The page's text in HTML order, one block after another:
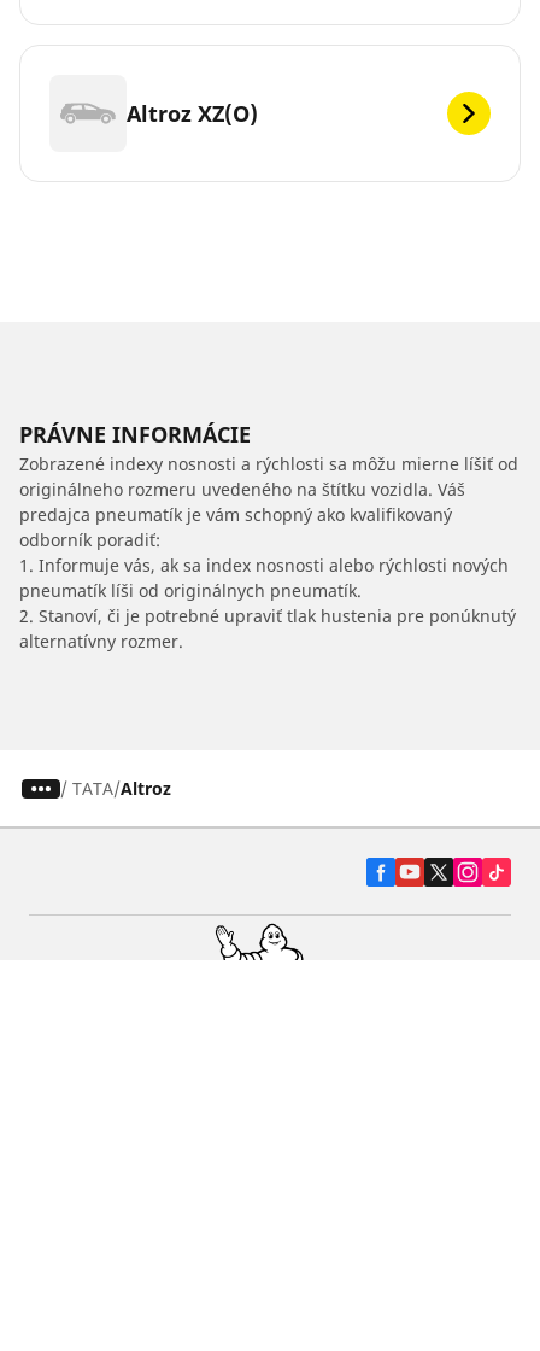
Altroz XZ(O)
PRÁVNE INFORMÁCIE
Zobrazené indexy nosnosti a rýchlosti sa môžu mierne líšiť od
originálneho rozmeru uvedeného na štítku vozidla. Váš
predajca pneumatík je vám schopný ako kvalifikovaný
odborník poradiť:
1. Informuje vás, ak sa index nosnosti alebo rýchlosti nových
pneumatík líši od originálnych pneumatík.
2. Stanoví, či je potrebné upraviť tlak hustenia pre ponúknutý
alternatívny rozmer.
/ TATA Altroz